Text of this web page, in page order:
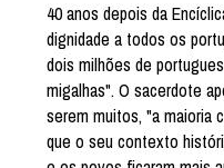
40 anos depois da
dignidade a todos os
dois milhões de
migalhas". O sacerdote
serem muitos, "a maioria
que o seu contexto